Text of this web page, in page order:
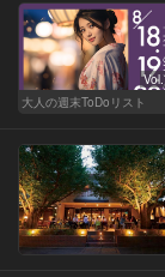
大人の週末ToDoリスト